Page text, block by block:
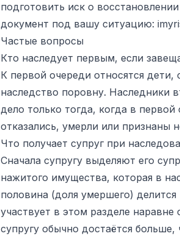
подготовить иск о
документ под вашу ситуацию:
Частые вопросы
Кто наследует первым, если
К первой очереди относятся
наследство поровну. Наследники
дело только тогда, когда в
отказались, умерли или признаны
Что получает супруг при
Сначала супругу выделяют его
нажитого имущества, которая в
половина (доля умершего)
участвует в этом разделе
супругу обычно достаётся